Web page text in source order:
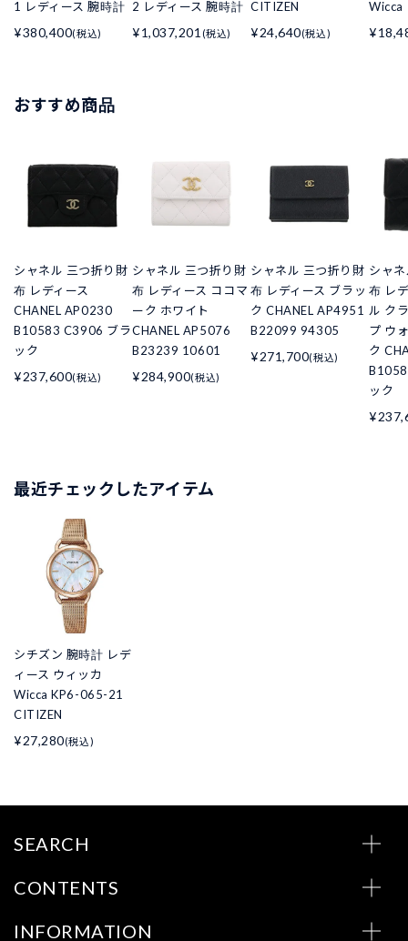
1 レディース 腕時計
¥380,400(税込)
2 レディース 腕時計
¥1,037,201 (税込)
CITIZEN
¥24,640(税込)
Wicca
おすすめ商品
シャネル 三つ折り財
布 レディース
CHANEL AP0230
B10583 C3906 ブラ
ック
¥237,600(税込)
シャネル 三つ折り財
布 レディース ココマ
ーク ホワイト
CHANEL AP5076
B23239 10601
¥284,900(税込)
シャネル 三つ折り財
布 レディース ブラッ
ク CHANEL AP4951
B22099 94305
¥271,700(税込)
シャ
布 レ
ル ク
プ ウ
ク
ック
最近チェックしたアイテム
シチズン 腕時計 レデ
ィース ウィッカ
Wicca KP6-065-21
CITIZEN
¥27,280(税込)
SEARCH
CONTENTS
INFORMATION